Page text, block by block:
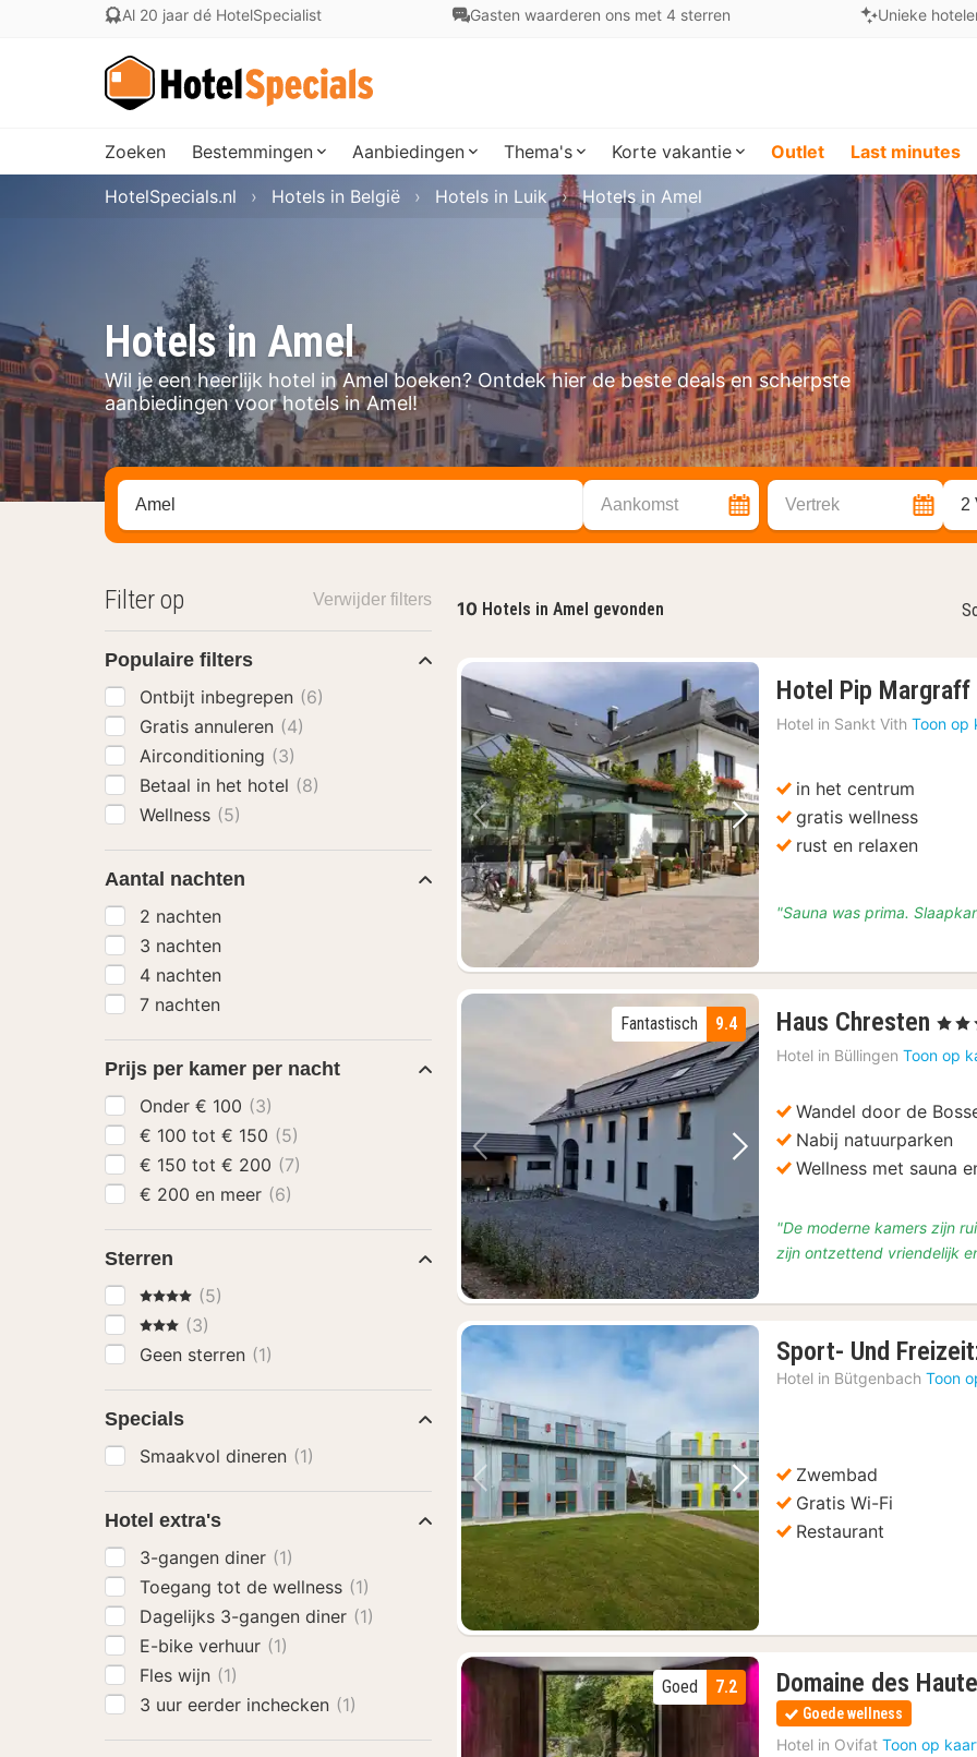
Al 20 jaar dé HotelSpecialist Gasten waarderen ons met 4 sterren Unieke
Zoeken Bestemmingen Aanbiedingen Thema's Korte vakantie Outlet Last minutes
Hotels in Amel
Wil je een heerlijk hotel in Amel boeken? Ontdek hier de beste deals en scherpste
aanbiedingen voor hotels in Amel!
HotelSpecials.nl Hotels in België Hotels in Luik Hotels in Amel
Zoek op hotel, regio of stad Aankomst Vertrek 2
10 Hotels in Amel gevonden
Vorige foto Volgende foto
Hotel Pip Margraff
Hotel in Sankt Vith Toon op
in het centrum
gratis wellness
rust en relaxen
"Sauna was prima.
Vorige foto Volgende foto
9.4
Fantastisch Haus Chresten 2
€
124
, 4
Hotel in Büllingen Toon op
Wandel door de
Nabij natuurparken
Wellness met sauna
"De moderne kamers zijn
zijn ontzettend vriendelijk
Vorige foto Volgende foto
Sport- Und
Hotel in Bütgenbach Toon
Zwembad
Gratis Wi-Fi
Restaurant
7.2
Goed Domaine des
Goede wellness
Hotel in Ovifat Toon op
Filter op Verwijder filters
Populaire filters
Ontbijt inbegrepen (6)
Gratis annuleren (4)
Airconditioning (3)
Betaal in het hotel (8)
Wellness (5)
Aantal nachten
2 nachten
3 nachten
4 nachten
7 nachten
Prijs per kamer per nacht
Onder € 100 (3)
€ 100 tot € 150 (5)
€ 150 tot € 200 (7)
€ 200 en meer (6)
Sterren
4 Sterren
(5)
3 Sterren
(3)
Geen sterren (1)
Specials
Smaakvol dineren (1)
Hotel extra's
3-gangen diner (1)
Toegang tot de wellness (1)
Dagelijks 3-gangen diner (1)
E-bike verhuur (1)
Fles wijn (1)
3 uur eerder inchecken (1)